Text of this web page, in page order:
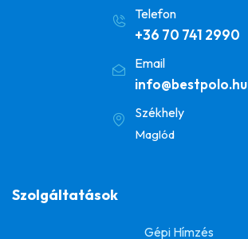
Telefon
+36 70 741 2990
Email
info@bestpolo.hu
Székhely
Maglód
Szolgáltatások
Gépi Hímzés